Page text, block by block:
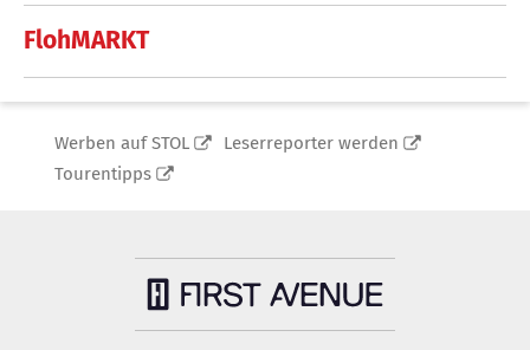
FlohMARKT
Werben auf STOL
Leserreporter werden
Tourentipps